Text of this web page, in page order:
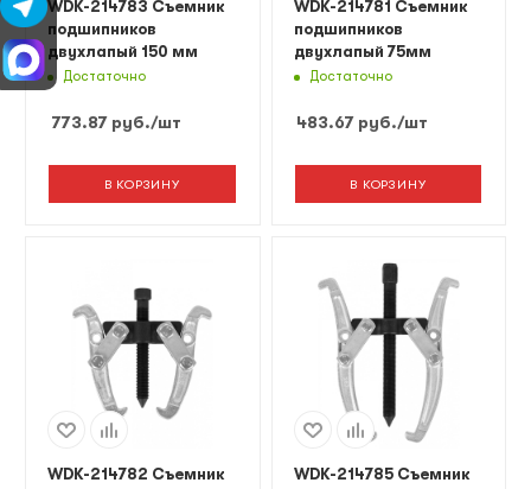
WDK-214783 Съемник
подшипников
двухлапый 150 мм
Достаточно
773.87руб./шт
В КОРЗИНУ
WDK-214781 Съемник
подшипников
двухлапый 75мм
Достаточно
483.67 руб./шт
В КОРЗИНУ
WDK-214782 Съемник
WDK-214785 Съемник